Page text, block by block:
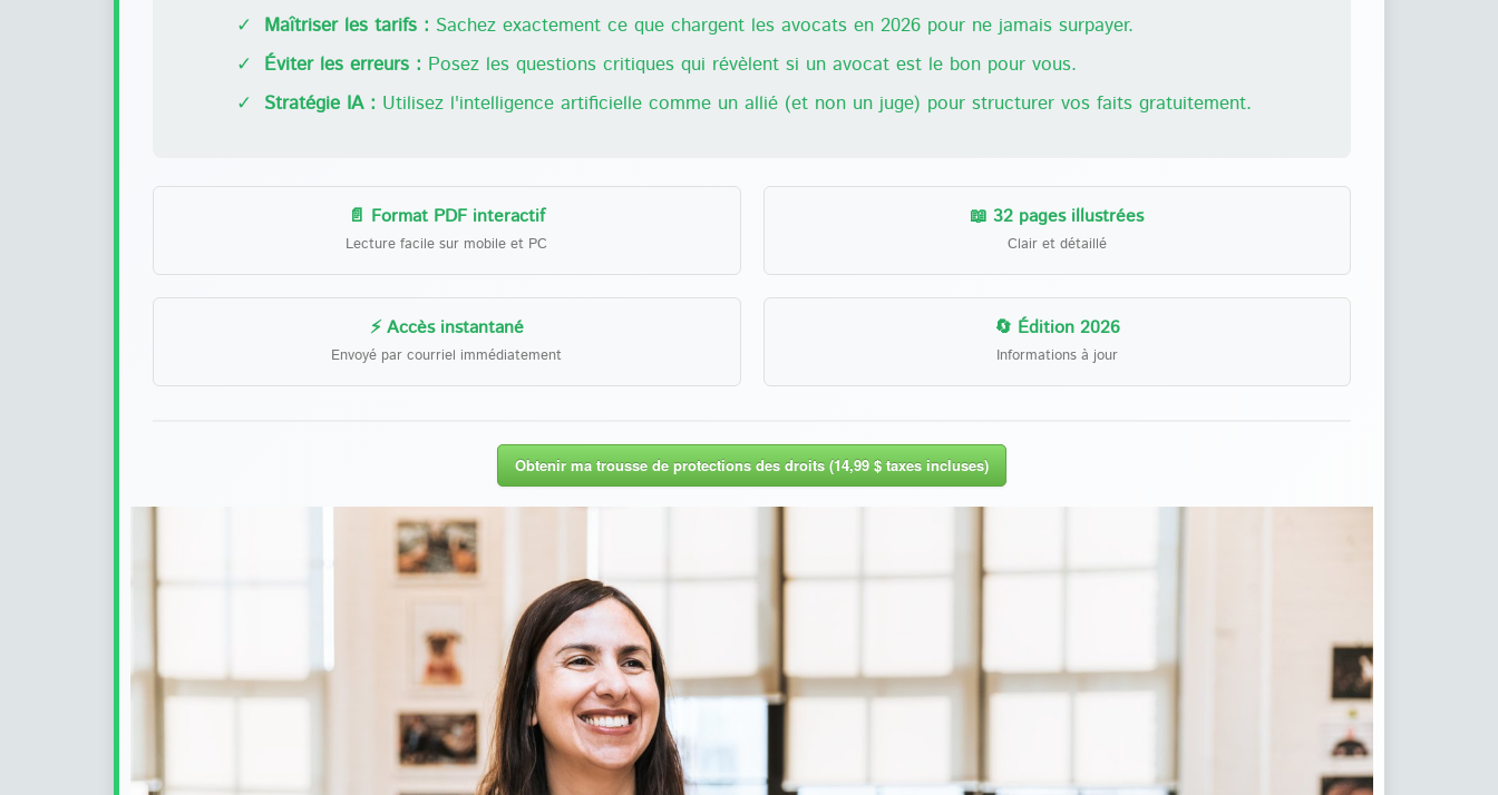
✓ Maîtriser les tarifs : Sachez exactement ce que chargent les avocats en 2026 pour ne jamais surpayer.
✓ Éviter les erreurs : Posez les questions critiques qui révèlent si un avocat est le bon pour vous.
✓ Stratégie IA : Utilisez l'intelligence artificielle comme un allié (et non un juge) pour structurer vos faits gratuitement.
📄 Format PDF interactif
Lecture facile sur mobile et PC
📖 32 pages illustrées
Clair et détaillé
⚡ Accès instantané
Envoyé par courriel immédiatement
🔄 Édition 2026
Informations à jour
Obtenir ma trousse de protections des droits (14,99 $ taxes incluses)